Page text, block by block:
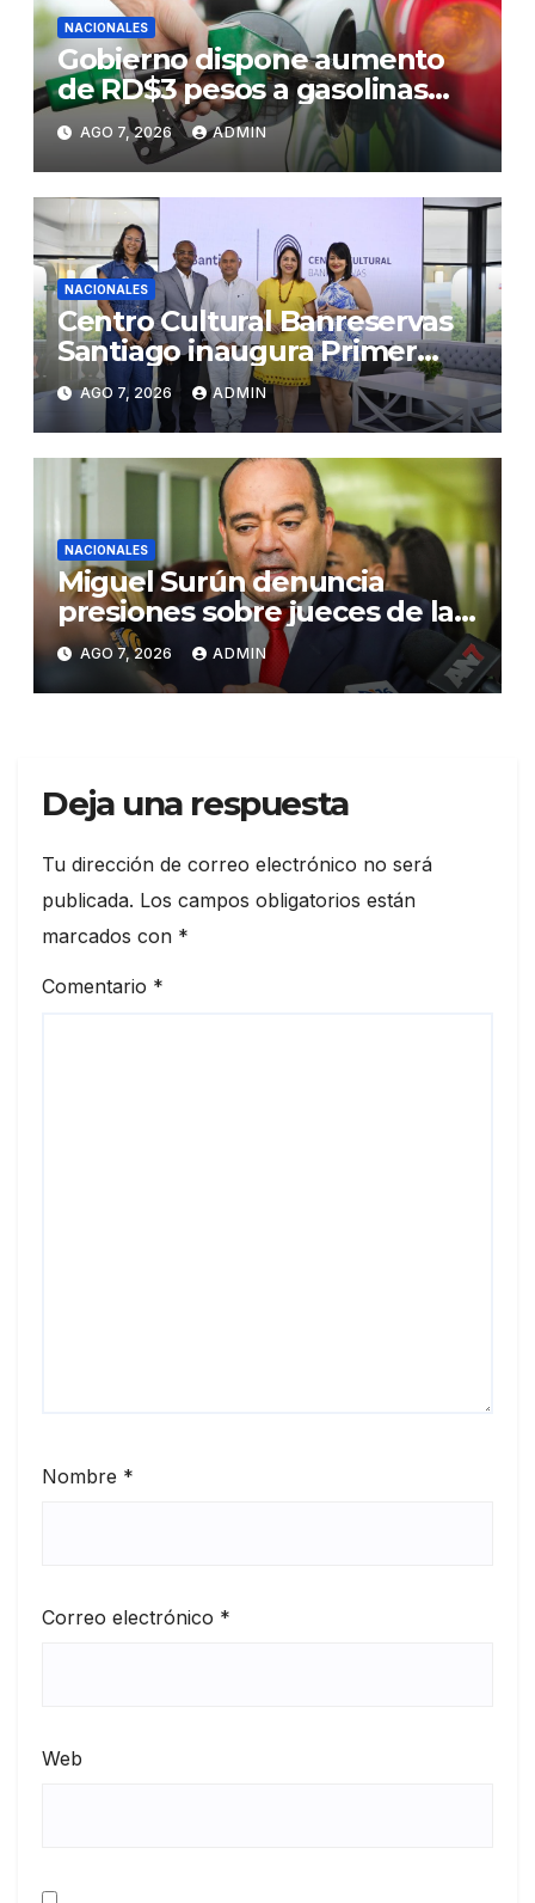
NACIONALES
Gobierno dispone aumento
de RD$3 pesos a gasolinas
premium y regular
AGO 7, 2026 ADMIN
NACIONALES
Centro Cultural Banreservas
Santiago inaugura Primer
Congreso de Artesanos de
Santiago
AGO 7, 2026 ADMIN
NACIONALES
Miguel Surún denuncia
presiones sobre jueces de la
Suprema Corte de Justicia
AGO 7, 2026 ADMIN
Deja una respuesta
Tu dirección de correo electrónico no será
publicada. Los campos obligatorios están
marcados con *
Comentario *
Nombre *
Correo electrónico *
Web